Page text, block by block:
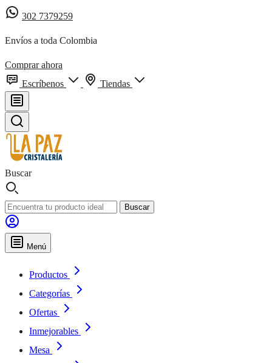
302 7379259
Envíos a toda Colombia
Comprar ahora
Escríbenos
Tiendas
Buscar
Buscar
Menú
Productos
Categorías
Ofertas
Inmejorables
Mesa